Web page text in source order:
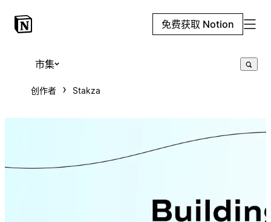
免费获取 Notion
市集
创作者 Stakza